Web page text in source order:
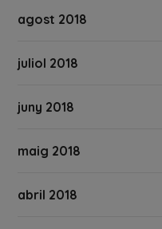
agost 2018
juliol 2018
juny 2018
maig 2018
abril 2018